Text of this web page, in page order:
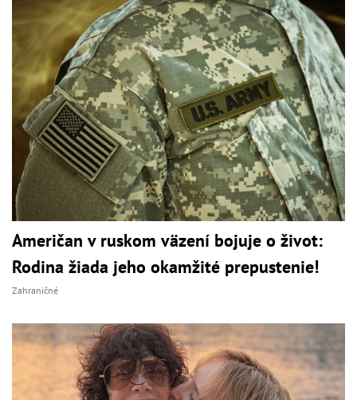
Američan v ruskom väzení bojuje o život:
Rodina žiada jeho okamžité prepustenie!
Zahraničné